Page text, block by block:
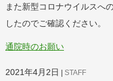
また新型コロナウイルスへ
したのでご確認ください。
通院時のお願い
2021年4月2日 STAFF